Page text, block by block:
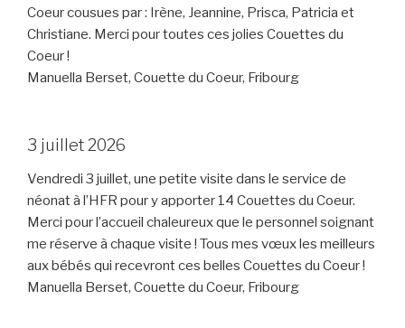
Coeur cousues par : Irène, Jeannine, Prisca, Patricia et
Christiane. Merci pour toutes ces jolies Couettes du
Coeur !
Manuella Berset, Couette du Coeur, Fribourg
3 juillet 2026
Vendredi 3 juillet, une petite visite dans le service de
néonat à l’HFR pour y apporter 14 Couettes du Coeur.
Merci pour l’accueil chaleureux que le personnel soignant
me réserve à chaque visite ! Tous mes vœux les meilleurs
aux bébés qui recevront ces belles Couettes du Coeur !
Manuella Berset, Couette du Coeur, Fribourg